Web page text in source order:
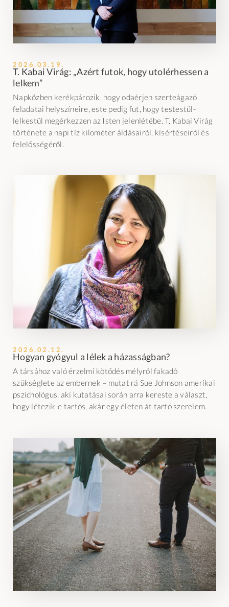
2026.03.19.
T. Kabai Virág: „Azért futok, hogy utolérhessen a
lelkem”
Napközben kerékpározik, hogy odaérjen szerteágazó
feladatai helyszíneire, este pedig fut, hogy testestül-
lelkestül megérkezzen az Isten jelenlétébe. T. Kabai Virág
története a napi tíz kilométer áldásairól, kísértéseiről és
felelősségéről.
2026.02.12.
Hogyan gyógyul a lélek a házasságban?
A társához való érzelmi kötődés mélyről fakadó
szükséglete az embernek – mutat rá Sue Johnson amerikai
pszichológus, aki kutatásai során arra kereste a választ,
hogy létezik-e tartós, akár egy életen át tartó szerelem.